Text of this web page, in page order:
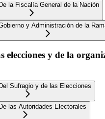
la Fiscalía General de la Nación
y Administración de la
elecciones y de la
Sufragio y de las Elecciones
las Autoridades Electorales